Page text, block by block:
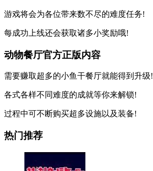
游戏将会为各位带来数不尽的难度任务!
每成功上线还会获取诸多小奖励哦!
动物餐厅官方正版内容
需要赚取超多的小鱼干餐厅就能得到升级!
各式各样不同难度的成就等你来解锁!
过程中可不断购买超多设施以及装备!
热门推荐